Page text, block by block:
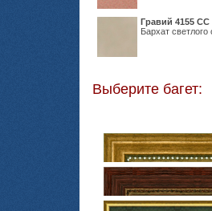
Гравий 4155 СС
Бархат светлого
Выберите багет: